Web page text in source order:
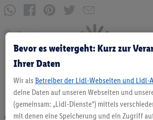
Drucken
Bevor es weitergeht: Kurz zur
Ihrer Daten
Wir als Betreiber der Lidl-Webseiten und Lidl-
deine Daten auf unseren Webseiten und
(gemeinsam: „Lidl-Dienste“) mittels
mit denen eine Speicherung und ein Zugriff